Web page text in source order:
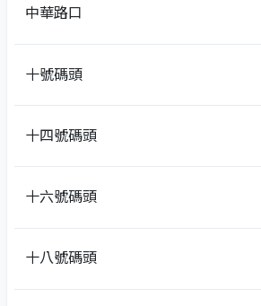
中華路口
十號碼頭
十四號碼頭
十六號碼頭
十八號碼頭